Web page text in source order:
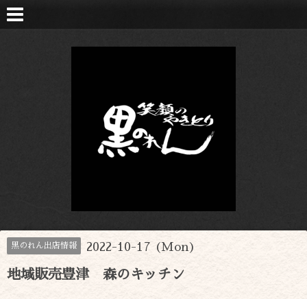
黒のれん出店情報 2022-10-17 (Mon)
地域販売豊津 森のキッチン